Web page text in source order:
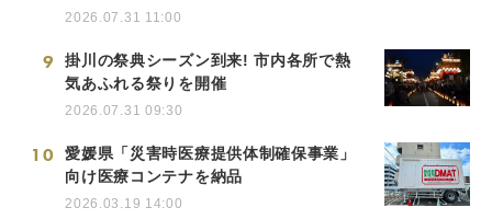
2026.07.31 11:00
9
掛川の祭典シーズン到来! 市内各所で熱
気あふれる祭りを開催
2026.07.31 09:30
10
愛媛県「災害時医療提供体制確保事業」
向け医療コンテナを納品
2026.03.19 14:00